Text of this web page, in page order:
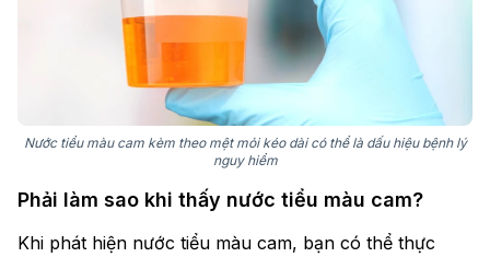
Nước tiểu màu cam kèm theo mệt mỏi kéo dài có thể là dấu hiệu bệnh lý
nguy hiểm
Phải làm sao khi thấy nước tiểu màu cam?
Khi phát hiện nước tiểu màu cam, bạn có thể thực